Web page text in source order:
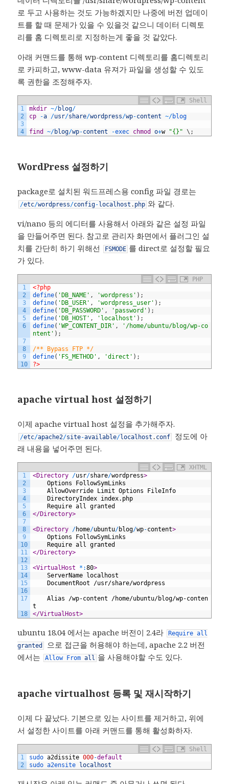
로 두고 사용하는 것도 가능하겠지만 나중에 버전 업데이
트를 할 때 문제가 있을 수 있을것 같으니 데이터 디렉토
리를 홈 디렉토리로 지정하는게 좋을 것 같았다.
아래 커맨드를 통해 wp-content 디렉토리를 홈디렉토리
로 카피하고, www-data 유져가 파일을 생성할 수 있도
록 권한을 조정해주자.
Shell
1
2
3
4
mkdir ~/blog/
cp
-a /usr/share/wordpress/wp-content ~/blog
find ~/blog/wp-content -exec chmod o+w "{}" \ ;
WordPress 설정하기
package로 설치된 워드프레스용 config 파일 경로는
/etc/wordpress/config-localhost . php 와 같다.
vi/nano 등의 에디터를 사용해서 아래와 같은 설정 파일
을 만들어주면 된다. 참고로 관리자 화면에서 플러그인 설
치를 간단히 하기 위해선
FSMODE 를 direct로 설정할 필요
가 있다.
PHP
1
2
3
4
5
6
7
8
9
10
<?php
define( 'DB_NAME' , 'wordpress' ) ;
define( 'DB_USER' , 'wordpress_user' ) ;
define( 'DB_PASSWORD' , 'password' ) ;
define( 'DB_HOST' , 'localhost' ) ;
define( 'WP_CONTENT_DIR' ,
'/home/ubuntu/blog/wp-co
ntent' ) ;
/** Bypass FTP */
define( 'FS_METHOD' , 'direct' ) ;
?>
apache virtual host 설정하기
이제 apache virtual host 설정을 추가해주자.
/etc/apache2/site-available/localhost . conf
정도에 아
래 내용을 넣어주면 된다.
XHTML
1
2
3
4
5
6
7
8
9
10
11
12
13
14
15
16
17
18
<Directory /usr/share/wordpress>
	Options FollowSymLinks
	AllowOverride Limit Options FileInfo
	DirectoryIndex index.php
	Require all granted
</Directory>
<Directory /home/ubuntu/blog/wp-content>
	Options FollowSymLinks
	Require all granted
</Directory>
<VirtualHost * :80>
	ServerName localhost
	DocumentRoot /usr/share/wordpress
	Alias /wp-content /home/ubuntu/blog/wp-conten
t
</VirtualHost>
ubuntu 18.04 에서는 apache 버전이 2.4라 Requireall
granted
으로 접근을 허용해야 하는데, apache 2.2 버전
에서는
Allow Fromall 을 사용해야할 수도 있다.
apache virtualhost 등록 및 재시작하기
이제 다 끝났다. 기본으로 있는 사이트를 제거하고, 위에
서 설정한 사이트를 아래 커맨드를 통해 활성화하자.
Shell
1
2
sudo a2dissite 000-default
sudo a2ensite localhost